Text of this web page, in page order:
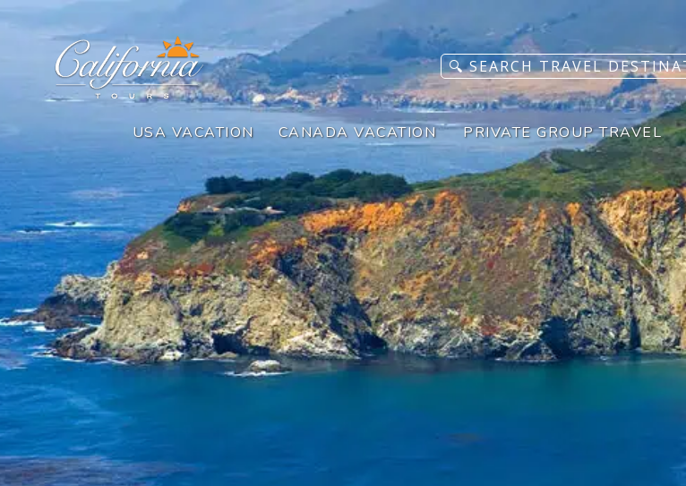
USA VACATION CANADA VACATION PRIVATE GROUP TRAVEL